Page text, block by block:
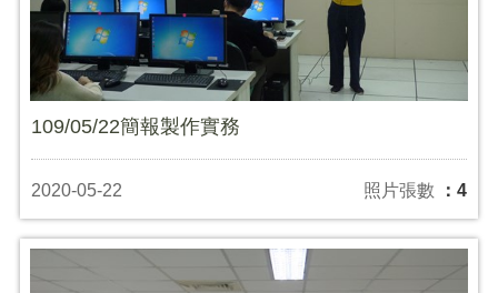
109/05/22簡報製作實務
2020-05-22 照片張數 ：4